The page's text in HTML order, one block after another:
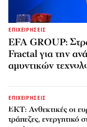
ΕΠΙΧΕΙΡΗΣΕΙΣ
EFA GROUP:
Fractal για την
αμυντικών
ΕΠΙΧΕΙΡΗΣΕΙΣ
ΕΚΤ: Ανθεκτικές οι
τράπεζες, ενεργητικό